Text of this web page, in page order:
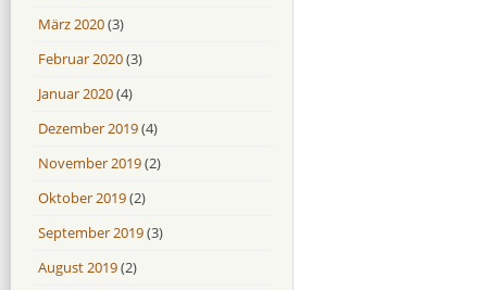
März 2020(3)
Februar 2020(3)
Januar 2020(4)
Dezember 2019(4)
November 2019(2)
Oktober 2019(2)
September 2019(3)
August 2019(2)